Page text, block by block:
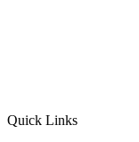
Quick Links